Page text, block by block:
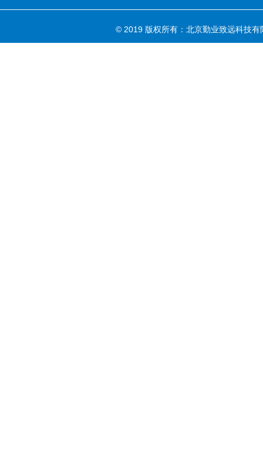
© 2019 版权所有：北京勤业致远科技